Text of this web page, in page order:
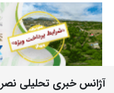
آژانس خبری تحلیلی نصر